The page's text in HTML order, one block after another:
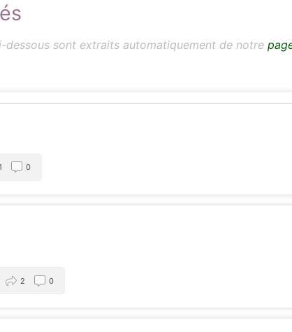
dessous sont extraits automatiquement de notre
0
2 0